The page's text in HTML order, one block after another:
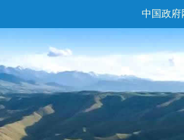
中国政府